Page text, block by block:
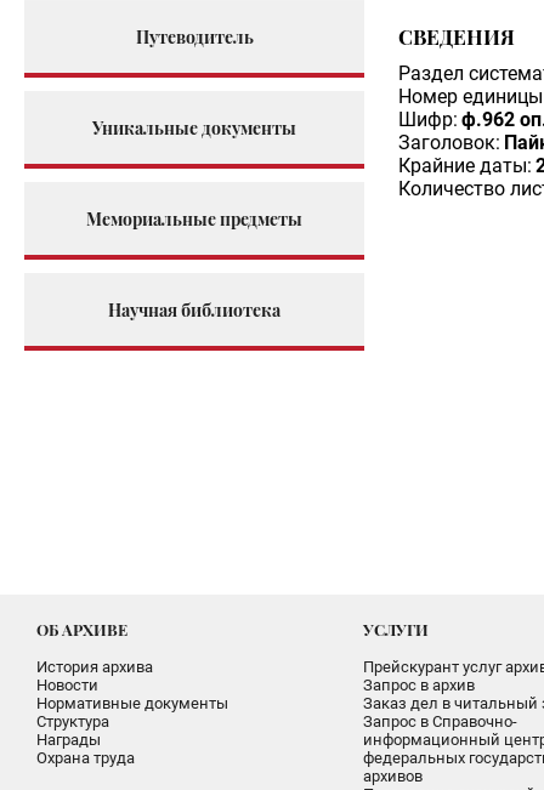
Путеводитель
Уникальные документы
Мемориальные предметы
Научная библиотека
СВЕДЕНИЯ
Раздел
Номер единицы
Шифр: ф.962
Заголовок:
Крайние даты:
Количество
ОБ АРХИВЕ
История архива
Новости
Нормативные документы
Структура
Награды
Охрана труда
УСЛУГИ
Прейскурант услуг
Запрос в архив
Заказ дел в читальный
Запрос в Справочно-
информационный
федеральных
архивов